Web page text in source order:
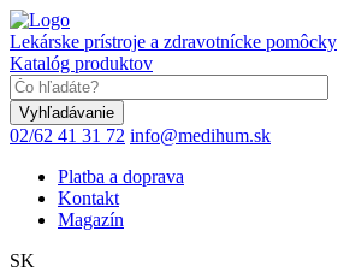
Skočiť
na
hlavný
obsah
Lekárske prístroje a zdravotnícke pomôcky
Katalóg produktov
02/62 41 31 72 info@medihum.sk
Platba a doprava
Kontakt
Magazín
SK